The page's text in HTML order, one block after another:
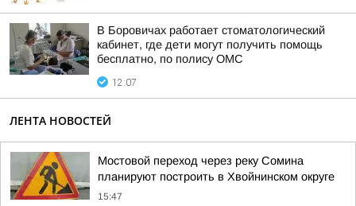
В Боровичах работает стоматологический
кабинет, где дети могут получить помощь
бесплатно, по полису ОМС
12:07
ЛЕНТА НОВОСТЕЙ
Мостовой переход через реку Сомина
планируют построить в Хвойнинском округе
15:47